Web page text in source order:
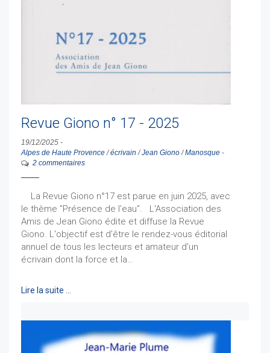
Revue Giono n° 17 - 2025
19/12/2025 -
Alpes de Haute Provence/écrivain /Jean Giono/Manosque -
2 commentaires
La Revue Giono n°17 est parue en juin 2025, avec
le thème "Présence de l'eau". L'Association des
Amis de Jean Giono édite et diffuse la Revue
Giono. L'objectif est d'être le rendez-vous éditorial
annuel de tous les lecteurs et amateur d'un
écrivain dont la force et la…
Lire la suite …